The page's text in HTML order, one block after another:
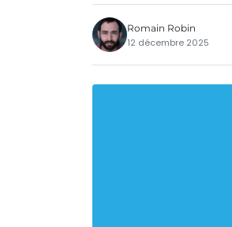
Romain Robin
12 décembre 2025